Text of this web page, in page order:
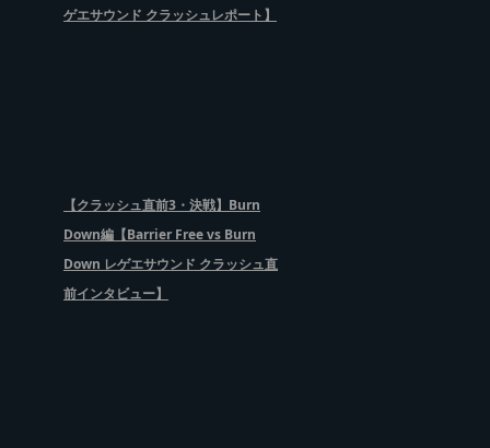
ゲエサウンド クラッシュレポート】
【クラッシュ直前3・決戦】Burn
Down編【Barrier Free vs Burn
Down レゲエサウンド クラッシュ直
前インタビュー】